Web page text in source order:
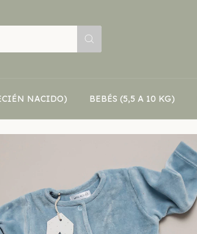
NACIDO) BEBÉS (5,5 A 10 KG)